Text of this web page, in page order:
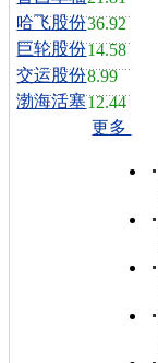
哈飞股份36.92
巨轮股份14.58
交运股份8.99
渤海活塞12.44
更多